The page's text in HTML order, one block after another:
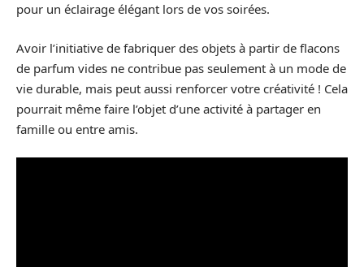
pour un éclairage élégant lors de vos soirées.
Avoir l’initiative de fabriquer des objets à partir de flacons
de parfum vides ne contribue pas seulement à un mode de
vie durable, mais peut aussi renforcer votre créativité ! Cela
pourrait même faire l’objet d’une activité à partager en
famille ou entre amis.